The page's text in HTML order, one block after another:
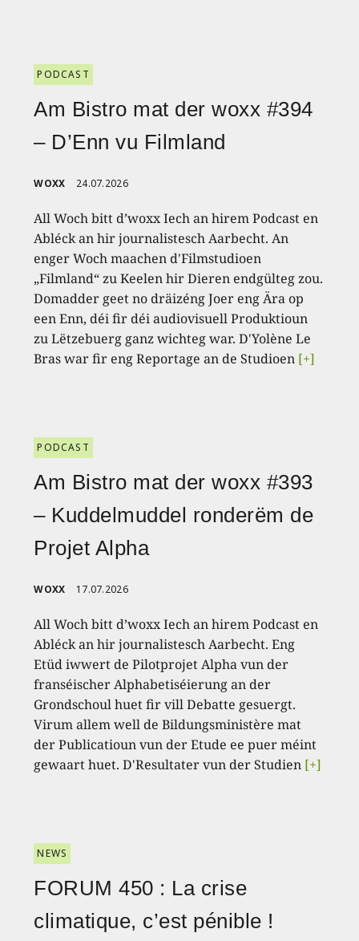
PODCAST
Am Bistro mat der woxx #394
– D’Enn vu Filmland
WOXX 24.07.2026
All Woch bitt d’woxx Iech an hirem Podcast en
Abléck an hir journalistesch Aarbecht. An
enger Woch maachen d'Filmstudioen
„Filmland“ zu Keelen hir Dieren endgülteg zou.
Domadder geet no dräizéng Joer eng Ära op
een Enn, déi fir déi audiovisuell Produktioun
zu Lëtzebuerg ganz wichteg war. D'Yolène Le
Bras war fir eng Reportage an de Studioen [+]
PODCAST
Am Bistro mat der woxx #393
– Kuddelmuddel ronderëm de
Projet Alpha
WOXX 17.07.2026
All Woch bitt d’woxx Iech an hirem Podcast en
Abléck an hir journalistesch Aarbecht. Eng
Etüd iwwert de Pilotprojet Alpha vun der
franséischer Alphabetiséierung an der
Grondschoul huet fir vill Debatte gesuergt.
Virum allem well de Bildungsministère mat
der Publicatioun vun der Etude ee puer méint
gewaart huet. D'Resultater vun der Studien [+]
NEWS
FORUM 450 : La crise
climatique, c’est pénible !